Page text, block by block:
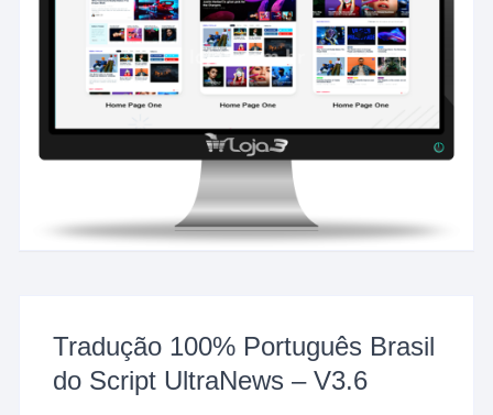
Tradução 100% Português Brasil
do Script UltraNews – V3.6